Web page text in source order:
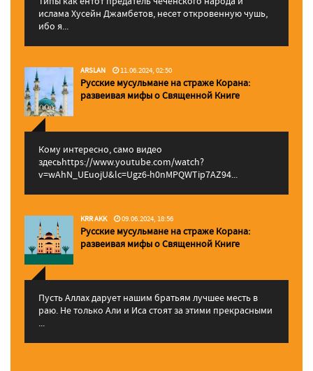
ислама Хусейн Джамбетов, несет откровенную чушь,
ибо я...
ARSLAN 11.06.2024, 02:50
Русские мусульмане на страже Корана:
pазвеивая мифы о Священной Книге
Кому интересно, само видео
здесьhttps://www.youtube.com/watch?
v=wAhN_UEuojU&lc=Ugz6-h0nMPQWTip7AZ94...
KRR AKK 09.06.2024, 18:56
Русские мусульмане на страже Корана:
pазвеивая мифы о Священной Книге
Пусть Аллах дарует нашим братьям лучшее месть в
раю. Не только Али и Иса стоят за этими прекрасными
...